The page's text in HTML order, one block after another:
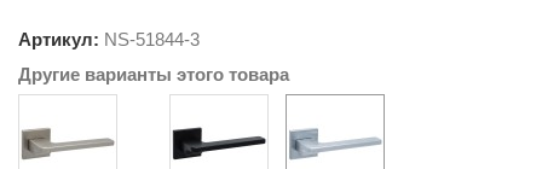
Артикул: NS-51844-3
Другие варианты этого товара